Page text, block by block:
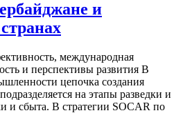
и
международная
и перспективы развития В
цепочка создания
на этапы разведки и
и сбыта. В стратегии SOCAR по